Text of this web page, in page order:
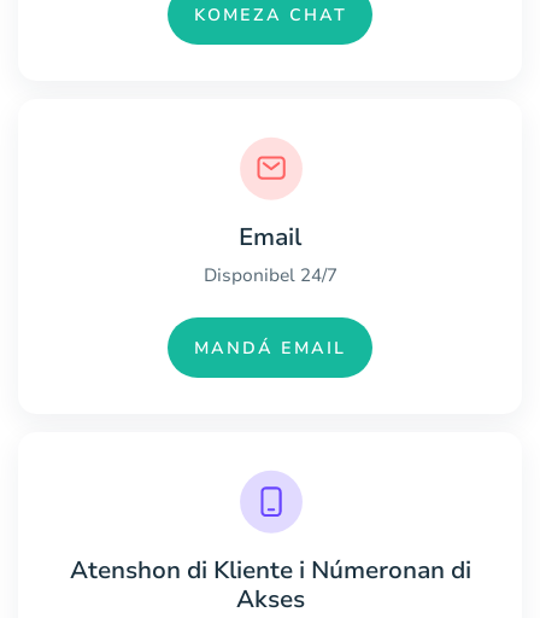
KOMEZA CHAT
Email
Disponibel 24/7
MANDÁ EMAIL
Atenshon di Kliente i Númeronan di
Akses